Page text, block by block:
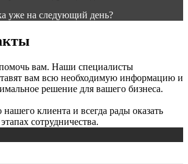
уже на следующий день?
вам. Наши специалисты
вам всю необходимую информацию и
решение для вашего бизнеса.
клиента и всегда рады оказать
сотрудничества.